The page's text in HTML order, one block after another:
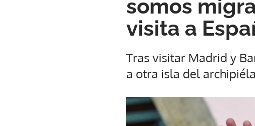
somos
visita a
Tras visitar Madrid y
a otra isla del